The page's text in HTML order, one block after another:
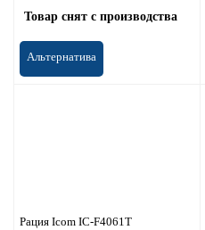
Товар снят с производства
Альтернатива
Рация Icom IC-F4061T